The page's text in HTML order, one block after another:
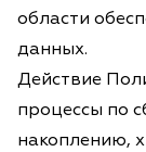
области
данных.
Действие
процессы по
накоплению,